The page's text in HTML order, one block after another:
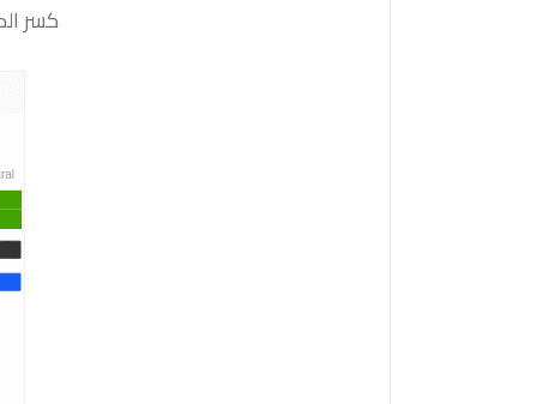
كسر الدعم 47300 و الثبات أدنى منه على الأقل بشمعة 4